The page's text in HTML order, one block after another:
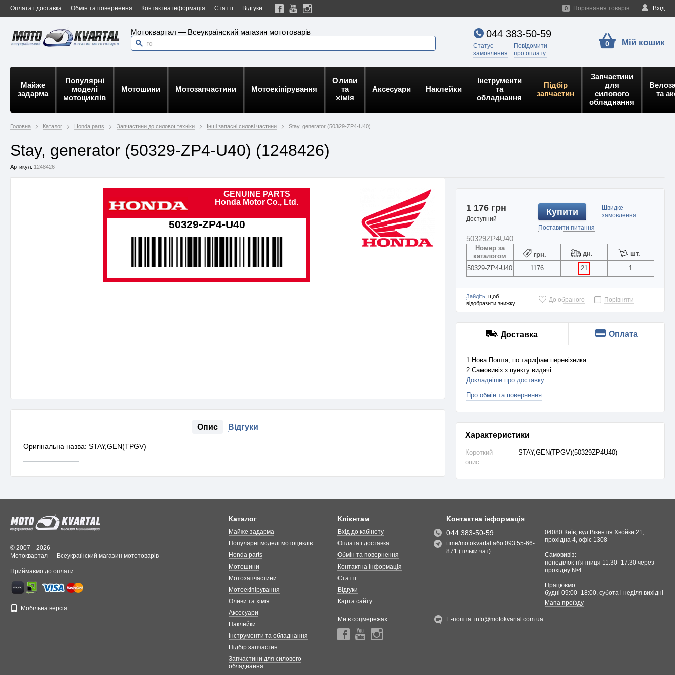
Оплата і доставка Обмін та повернення Контактна інформація Статті Відгуки Вхід
0 Порівняння товарів
Мотоквартал — Всеукраїнский магазин мототоварів 044 383-50-59
Статус
замовлення
Повідомити
про оплату
0 Мій кошик
Майже
задарма
Популярні
моделі
мотоциклів
Мотошини Мотозапчастини Мотоекіпірування
Оливи
та
хімія
Аксесуари Наклейки
Інструменти
та
обладнання
Підбір
запчастин
Запчастини
для
силового
обладнання
та
Головна Каталог Honda parts Запчастини до силової техніки Інші запасні силові частини Stay, generator (50329-ZP4-U40)
Stay, generator (50329-ZP4-U40) (1248426)
Артикул: 1248426
GENUINE PARTS
Honda Motor Co., Ltd.
50329-ZP4-U40
Опис Відгуки
Оригінальна назва: STAY,GEN(TPGV)
1 176 грн
Доступний
Купити
Поставити питання
Швидке
замовлення
50329ZP4U40
Номер за
каталогом
грн. дн.
шт.
50329-ZP4-U40
1176 21 1
Зайдіть, щоб
відобразити знижку
До обраного Порівняти
Доставка Оплата
1.Нова Пошта, по тарифам перевізника.
2.Самовивіз з пункту видачі.
Докладніше про доставку
Про обмін та повернення
Характеристики
Короткий
опис
STAY,GEN(TPGV)(50329ZP4U40)
© 2007—2026
Мотоквартал — Всеукраїнский магазин мототоварів
Приймаємо до оплати
Мобільна версія
Каталог
Майже задарма
Популярні моделі мотоциклів
Honda parts
Мотошини
Мотозапчастини
Мотоекіпірування
Оливи та хімія
Аксесуари
Наклейки
Інструменти та обладнання
Підбір запчастин
Запчастини для силового
обладнання
Клієнтам
Вхід до кабінету
Оплата і доставка
Обмін та повернення
Контактна інформація
Статті
Відгуки
Карта сайту
Ми в соцмережах
Контактна інформація
044 383-50-59
t.me/motokvartal або 093 55-66-
871 (тільки чат)
04080 Київ, вул.Вікентія Хвойки 21,
прохідна 4, офіс 1308
Самовивіз:
понеділок-п'ятниця 11:30–17:30 через
прохідну №4
Працюємо:
будні 09:00–18:00, cубота і неділя вихідні
Мапа проїзду
Е-пошта:info@motokvartal.com.ua